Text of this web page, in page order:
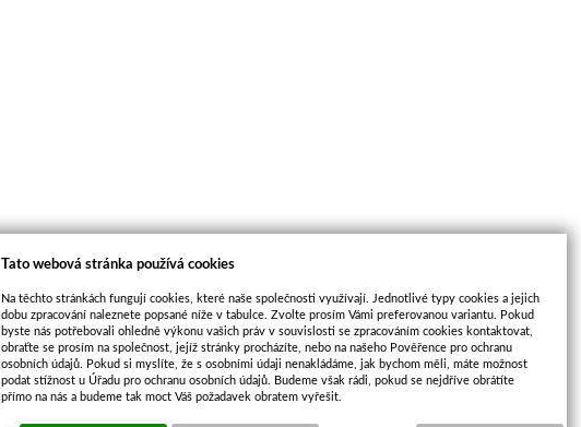
Tato webová stránka používá cookies
Na těchto stránkách fungují cookies, které naše společnosti využívají. Jednotlivé typy cookies a jejich
dobu zpracování naleznete popsané níže v tabulce. Zvolte prosím Vámi preferovanou variantu. Pokud
byste nás potřebovali ohledně výkonu vašich práv v souvislosti se zpracováním cookies kontaktovat,
obraťte se prosím na společnost, jejíž stránky procházíte, nebo na našeho Pověřence pro ochranu
osobních údajů. Pokud si myslíte, že s osobními údaji nenakládáme, jak bychom měli, máte možnost
podat stížnost u Úřadu pro ochranu osobních údajů. Budeme však rádi, pokud se nejdříve obrátíte
přímo na nás a budeme tak moct Váš požadavek obratem vyřešit.